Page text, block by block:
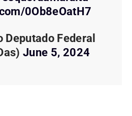
0Ob8eOatH7
Deputado Federal
June 5, 2024